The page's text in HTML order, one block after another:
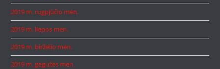
2019 m. rugpjūčio mėn.
2019 m. liepos mėn.
2019 m. birželio mėn.
2019 m. gegužės mėn.